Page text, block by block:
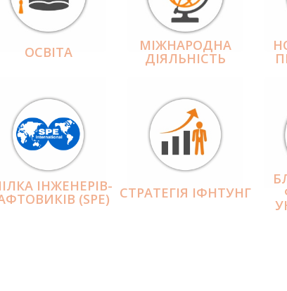
ОСВІТА МІЖНАРОДНА
ДІЯЛЬНІCТЬ
ІНЖЕНЕРІВ-
(SPE) СТРАТЕГІЯ ІФНТУНГ